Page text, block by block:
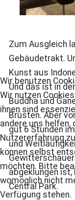
Zum Ausgleich
Gebäudetrakt.
Kunst aus
Und das ist in
Buddha und
Brüsten. Aber
gut 6 Stunden
und
abgeklungen ist,
Central Park.
Wir benutzen
Wir nutzen
ihnen sind
andere uns helfen,
Nutzererfahrung
können selbst
möchten. Bitte
womöglich nicht
Verfügung stehen.